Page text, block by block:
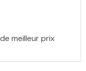
meilleur prix